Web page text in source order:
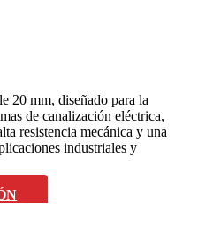
20 mm, diseñado para la
de canalización eléctrica,
resistencia mecánica y una
industriales y